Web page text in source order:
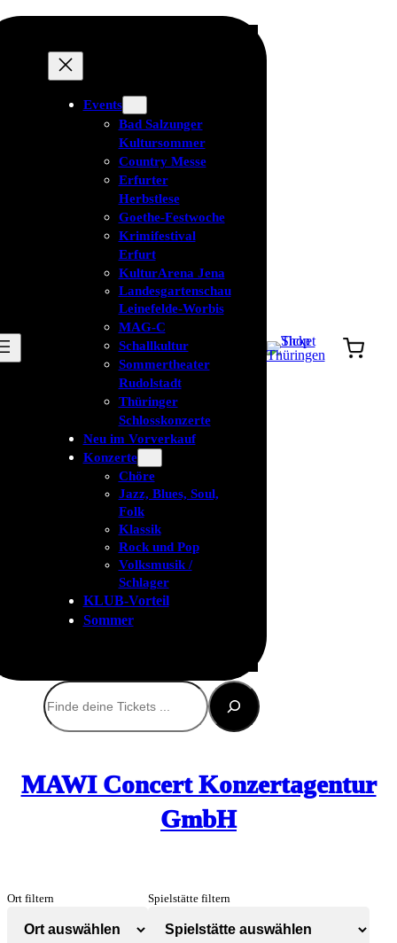
Events
Bad Salzunger
Kultursommer
Country Messe
Erfurter
Herbstlese
Goethe-Festwoche
Krimifestival
Erfurt
KulturArena Jena
Landesgartenschau
Leinefelde-Worbis
MAG-C
Schallkultur
Sommertheater
Rudolstadt
Thüringer
Schlosskonzerte
Neu im Vorverkauf
Konzerte
Chöre
Jazz, Blues, Soul,
Folk
Klassik
Rock und Pop
Volksmusik /
Schlager
KLUB-Vorteil
Sommer
Suchen
MAWI Concert Konzertagentur
GmbH
Ort filtern Spielstätte filtern